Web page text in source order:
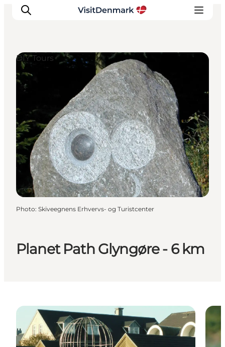
Inspirations
Destinations
Quoi faire
Hébergements
Planifiez votre voyage
Planet Path Glyngøre - 6 km
DIY Tours
Photo: Skiveegnens Erhvervs- og Turistcenter